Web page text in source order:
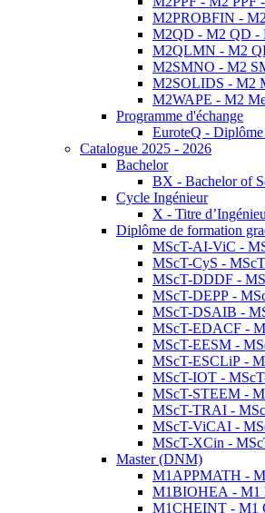
M2PROBFIN -
M2QD - M2 QD -
M2QLMN - M2
M2SMNO - M2
M2SOLIDS - M2
M2WAPE - M2
Programme d'échange
EuroteQ -
Catalogue 2025 - 2026
Bachelor
BX - Bachelor of
Cycle Ingénieur
X - Titre
Diplôme de formation
MScT-AI-ViC -
MScT-CyS -
MScT-DDDF -
MScT-DEPP -
MScT-DSAIB -
MScT-EDACF -
MScT-EESM -
MScT-ESCLiP -
MScT-IOT -
MScT-STEEM -
MScT-TRAI -
MScT-ViCAI -
MScT-XCin -
Master (DNM)
M1APPMATH -
M1BIOHEA - M1
M1CHEINT - M1